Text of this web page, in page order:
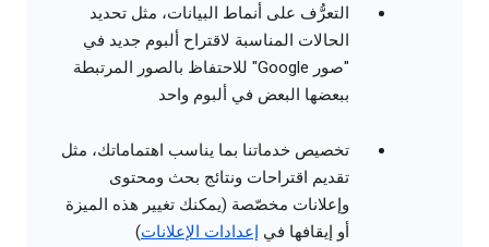
التعرُّف على أنماط البيانات، مثل تحديد
الحالات المناسبة لاقتراح ألبوم جديد في
"صور Google" للاحتفاظ بالصور المرتبطة
ببعضها البعض في ألبوم واحد
تخصيص خدماتنا بما يناسب اهتماماتك، مثل
تقديم اقتراحات ونتائج بحث ومحتوى
وإعلانات مخصّصة (يمكنك تغيير هذه الميزة
أو إيقافها في إعدادات الإعلانات)